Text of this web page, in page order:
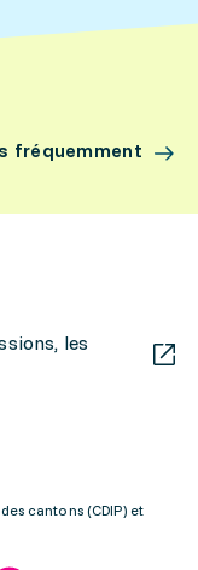
fréquemment
les
cantons (CDIP) et